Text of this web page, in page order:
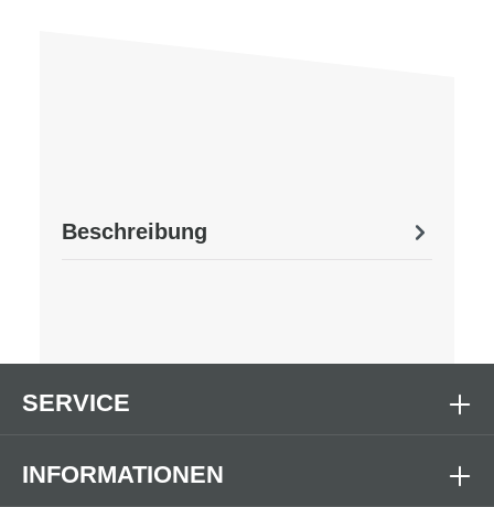
Beschreibung
SERVICE
INFORMATIONEN